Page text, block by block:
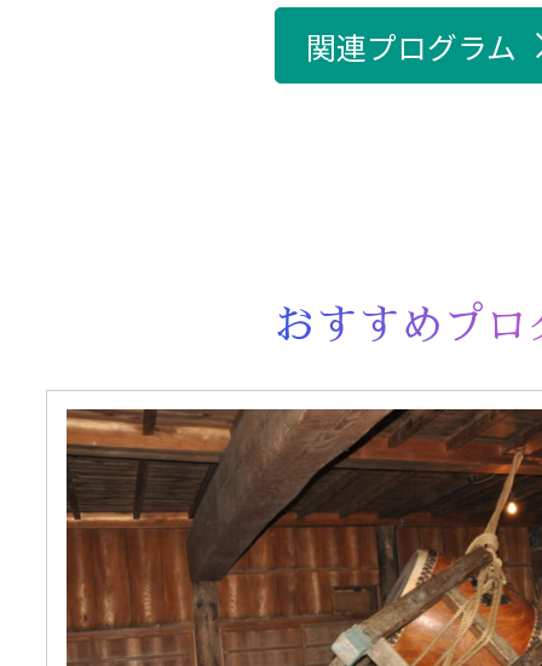
関連プログラム
おすすめプロ